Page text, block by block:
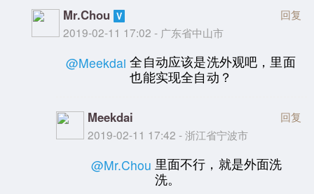
Mr.Chou
2019-02-11 17:02 - 广东省中山市
回复
@Meekdai 全自动应该是洗外观吧，里面
也能实现全自动？
Meekdai
2019-02-11 17:42 - 浙江省宁波市
回复
@Mr.Chou 里面不行，就是外面洗
洗。